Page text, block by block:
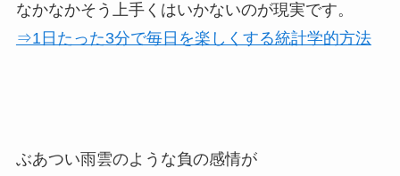
なかなかそう上手くはいかないのが現実です。
⇒1日たった3分で毎日を楽しくする統計学的方法
ぶあつい雨雲のような負の感情が